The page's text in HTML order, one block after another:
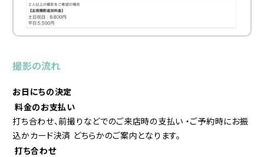
撮影の流れ
お日にちの決定
料金のお支払い
打ち合わせ、前撮りなどでのご来店時の支払い ・ご予約時にお振
込かカード決済 どちらかのご案内となります。
打ち合わせ